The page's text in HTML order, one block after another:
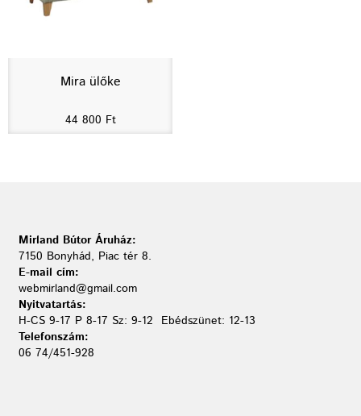
Mira ülőke
44 800 Ft
Mirland Bútor Áruház:
7150 Bonyhád, Piac tér 8.
E-mail cím:
webmirland@gmail.com
Nyitvatartás:
H-CS 9-17 P 8-17 Sz: 9-12 Ebédszünet: 12-13
Telefonszám:
06 74/451-928